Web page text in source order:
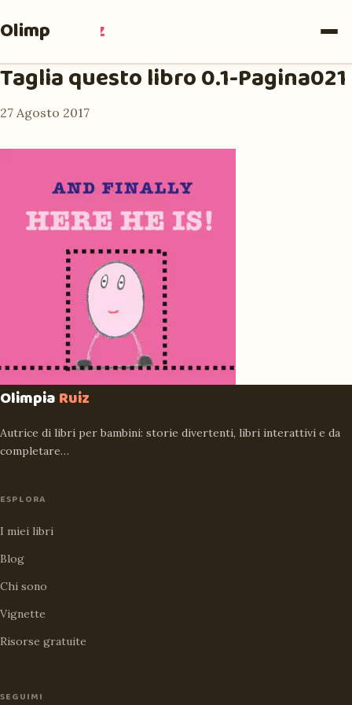
Olimpia Ruiz
Taglia questo libro 0.1-Pagina021
27 Agosto 2017
OlimpiaRuiz
Autrice di libri per bambini: storie divertenti, libri interattivi e da
completare…
ESPLORA
I miei libri
Blog
Chi sono
Vignette
Risorse gratuite
SEGUIMI